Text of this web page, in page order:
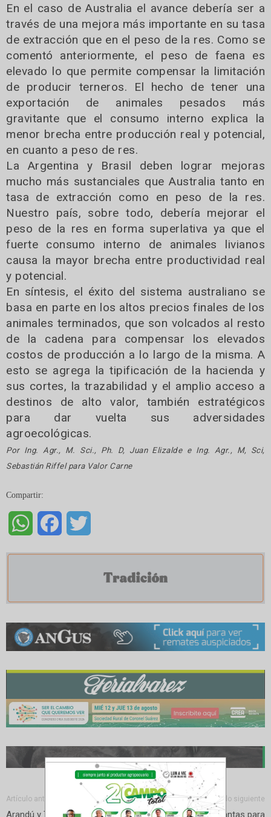
En el caso de Australia el avance debería ser a
través de una mejora más importante en su tasa
de extracción que en el peso de la res. Como se
comentó anteriormente, el peso de faena es
elevado lo que permite compensar la limitación
de producir terneros. El hecho de tener una
exportación de animales pesados más
gravitante que el consumo interno explica la
menor brecha entre producción real y potencial,
en cuanto a peso de res.
La Argentina y Brasil deben lograr mejoras
mucho más sustanciales que Australia tanto en
tasa de extracción como en peso de la res.
Nuestro país, sobre todo, debería mejorar el
peso de la res en forma superlativa ya que el
fuerte consumo interno de animales livianos
causa la mayor brecha entre productividad real
y potencial.
En síntesis, el éxito del sistema australiano se
basa en parte en los altos precios finales de los
animales terminados, que son volcados al resto
de la cadena para compensar los elevados
costos de producción a lo largo de la misma. A
esto se agrega la tipificación de la hacienda y
sus cortes, la trazabilidad y el amplio acceso a
destinos de alto valor, también estratégicos
para dar vuelta sus adversidades
agroecológicas.
Por Ing. Agr., M. Sci., Ph. D, Juan Elizalde e Ing. Agr., M, Sci,
Sebastián Riffel para Valor Carne
Compartir:
WhatsAppFacebook
Artículo anterior
Arandú y Tres Marías los
Artículo siguiente
Habilitan nuevas plantas para